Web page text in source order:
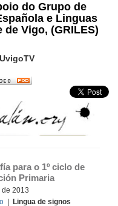
do Grupo de
e Linguas
Vigo, (GRILES)
para o 1º ciclo de
Primaria
de 2013
Lingua de signos